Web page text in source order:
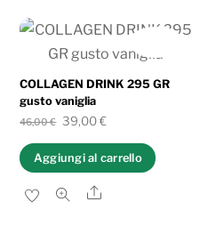
COLLAGEN DRINK 295 GR
gusto vaniglia
46,00€ Il
prezzo
originale
era:
39,00€Il
prezzo
Aggiungi al carrello
Share